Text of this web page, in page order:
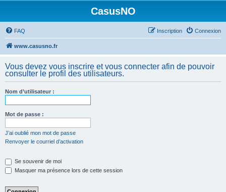
CasusNO
FAQ Connexion
Inscription
www.casusno.fr
Vous devez vous inscrire et vous connecter afin de pouvoir
consulter le profil des utilisateurs.
Nom d’utilisateur :
Mot de passe :
J’ai oublié mon mot de passe
Renvoyer le courriel d’activation
Se souvenir de moi
Masquer ma présence lors de cette session